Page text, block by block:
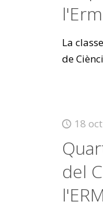
La
de
18
del